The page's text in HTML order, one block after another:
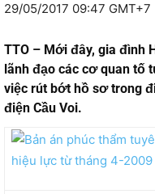
29/05/2017 09:47 GMT+7
TTO – Mới đây, gia đình
lãnh đạo các cơ quan tố
việc rút bớt hồ sơ trong
điện Cầu Voi.